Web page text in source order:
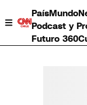
PaísMundo
Podcast y
Futuro 360